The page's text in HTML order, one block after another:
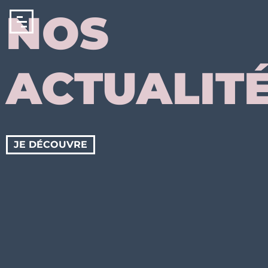
NOS
JE DÉCOUVRE
Panneau de gestion des cookies